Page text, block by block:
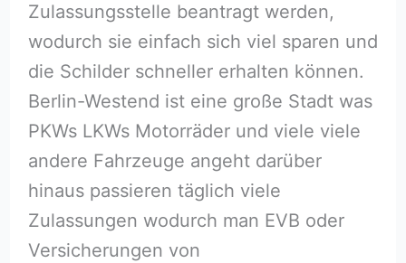
Zulassungsstelle beantragt werden,
wodurch sie einfach sich viel sparen und
die Schilder schneller erhalten können.
Berlin-Westend ist eine große Stadt was
PKWs LKWs Motorräder und viele viele
andere Fahrzeuge angeht darüber
hinaus passieren täglich viele
Zulassungen wodurch man EVB oder
Versicherungen von